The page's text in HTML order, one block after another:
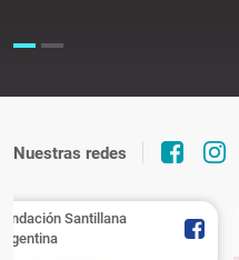
Nuestras redes
Santillana